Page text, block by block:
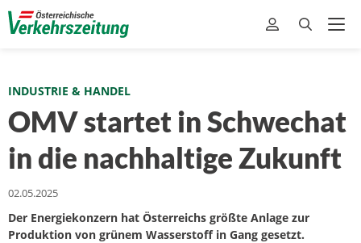
INDUSTRIE & HANDEL
OMV startet in Schwechat
in die nachhaltige Zukunft
02.05.2025
Der Energiekonzern hat Österreichs größte Anlage zur
Produktion von grünem Wasserstoff in Gang gesetzt.